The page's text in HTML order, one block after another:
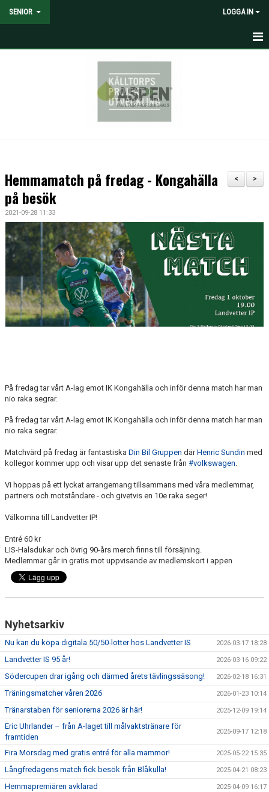
SENIOR LOGGA IN
MEDIA
DOKUMENT
KONTAKT
>
<
Hemmamatch på fredag - Kongahälla
på besök
2021-09-28 11:33
På fredag tar vårt A-lag emot IK Kongahälla och inför denna match har man
nio raka segrar.
På fredag tar vårt A-lag emot IK Kongahälla och inför denna match har man
nio raka segrar.
Matchvärd på fredag är fantastiska Din Bil Gruppen därHenric Sundin med
kollegor kommer upp och visar upp det senaste från #volkswagen.
Vi hoppas på ett lyckat arrangemang tillsammans med våra medlemmar,
partners och motståndare - och givetvis en 10e raka seger!
Välkomna till Landvetter IP!
Entré 60 kr
LIS-Halsdukar och övrig 90-års merch finns till försäjning.
Medlemmar går in gratis mot uppvisande av medlemskort i appen
Nyhetsarkiv
Nu kan du köpa digitala 50/50-lotter hos Landvetter IS 2026-03-17 18:28
Landvetter IS 95 år! 2026-03-16 09:22
Södercupen drar igång och därmed årets tävlingssäsong! 2026-02-18 16:31
Träningsmatcher våren 2026 2026-01-23 10:14
Tränarstaben för seniorerna 2026 är här! 2025-12-09 19:14
Eric Uhrlander – från A-laget till målvaktstränare för
framtiden
2025-09-17 12:18
Fira Morsdag med gratis entré för alla mammor! 2025-05-22 15:35
Långfredagens match fick besök från Blåkulla! 2025-04-21 08:23
Hemmapremiären avklarad 2025-04-09 16:17